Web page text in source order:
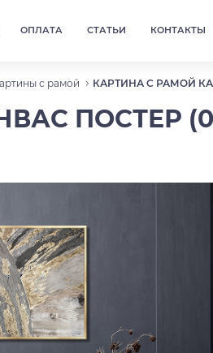
ОПЛАТА СТАТЬИ КОНТАКТЫ
с рамой КАРТИНА С РАМОЙ
ПОСТЕР